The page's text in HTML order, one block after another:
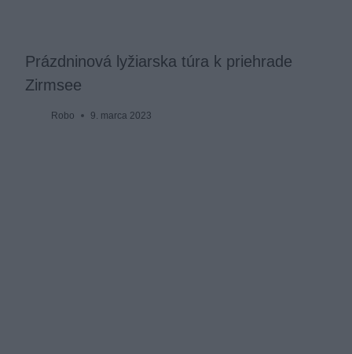
Prázdninová lyžiarska túra k priehrade
Zirmsee
Robo 9. marca 2023